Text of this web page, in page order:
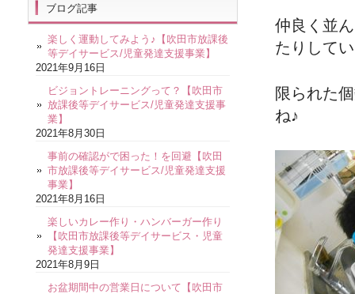
仲良く並
たりして
限られた
ね♪
ブログ記事
楽しく運動してみよう♪【吹田市放課後
等デイサービス/児童発達支援事業】
2021年9月16日
ビジョントレーニングって？【吹田市
放課後等デイサービス/児童発達支援事
業】
2021年8月30日
事前の確認がで困った！を回避【吹田
市放課後等デイサービス/児童発達支援
事業】
2021年8月16日
楽しいカレー作り・ハンバーガー作り
【吹田市放課後等デイサービス・児童
発達支援事業】
2021年8月9日
お盆期間中の営業日について【吹田市